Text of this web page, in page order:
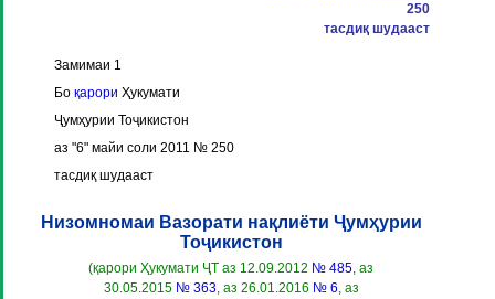
250
тасдиқ шудааст
Замимаи 1
Бо қарори Ҳукумати
Ҷумҳурии Тоҷикистон
аз "6" майи соли 2011 № 250
тасдиқ шудааст
Низомномаи Вазорати нақлиёти Ҷумҳурии
Тоҷикистон
(қарори Ҳукумати ҶТ аз 12.09.2012 № 485, аз
30.05.2015 № 363, аз 26.01.2016 № 6, аз